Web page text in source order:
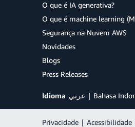
O que é IA generativa?
O que é machine learning
Segurança na Nuvem AWS
Novidades
Blogs
Press Releases
Idioma عربي Bahasa
Privacidade | Acessibilidade